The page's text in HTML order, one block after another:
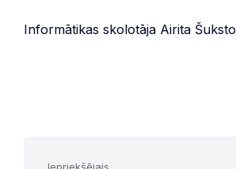
Informātikas skolotāja Airita Šuksto